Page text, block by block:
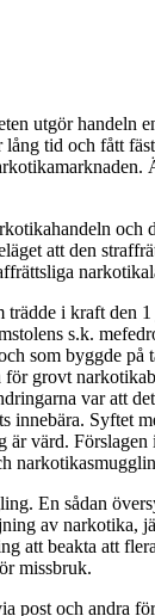
utgör handeln
tid och fått
att den
i kraft
s.k.
som byggde
grovt
var att
Syftet
värd.
En sådan
av
beakta att
missbruk.
och andra